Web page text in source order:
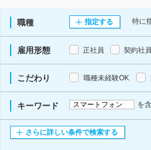
職種 指定する 特に
雇用形態 正社員 契約社員
こだわり 職種未経験OK
キーワード を
さらに詳しい条件で検索する